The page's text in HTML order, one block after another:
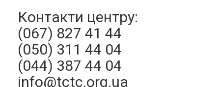
Контакти центру:
(067) 827 41 44
(050) 311 44 ​​04
(044) 387 44 04
info@tctc.org.ua